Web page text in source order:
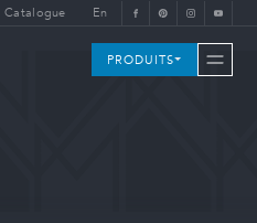
Catalogue En
PRODUITS